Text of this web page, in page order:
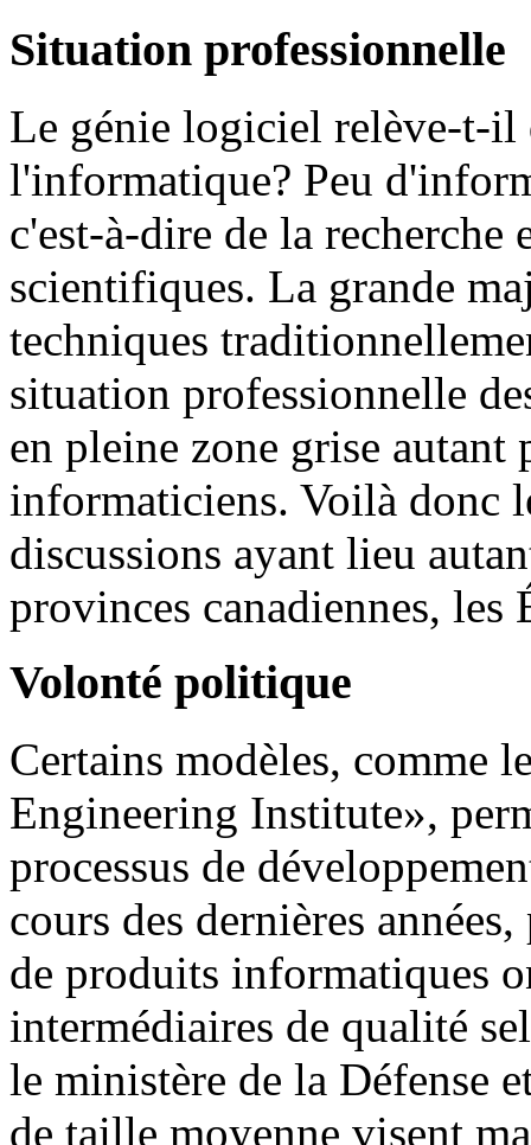
Situation professionnelle
Le génie logiciel relève-t-il
l'informatique? Peu
c'est-à-dire de la recherche
scientifiques. La grande
techniques
situation professionnelle
en pleine zone grise
informaticiens. Voilà donc
discussions ayant lieu
provinces canadiennes, les
Volonté politique
Certains modèles, comme
Engineering Institute»,
processus de
cours des dernières
de produits informatiques
intermédiaires de qualité
le ministère de la Défense
de taille moyenne visent